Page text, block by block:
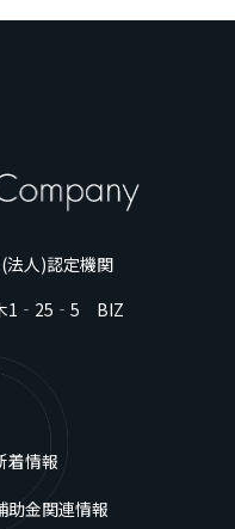
人)認定機関
1‐25‐5 BIZ
着情報
助金関連情報